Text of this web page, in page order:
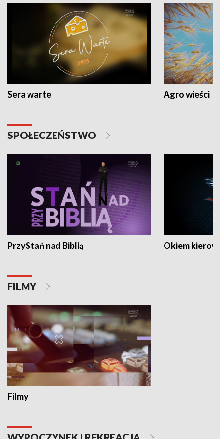
Sera warte Agro wieści
SPOŁECZEŃSTWO
PrzyStań nad Biblią Okiem
FILMY
Filmy